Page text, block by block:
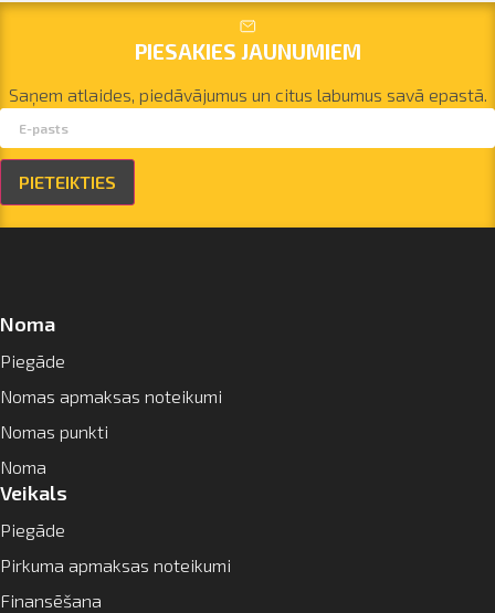
PIESAKIES JAUNUMIEM
Saņem atlaides, piedāvājumus un citus labumus savā epastā.
PIETEIKTIES
Noma
Piegāde
Nomas apmaksas noteikumi
Nomas punkti
Noma
Veikals
Piegāde
Pirkuma apmaksas noteikumi
Finansēšana